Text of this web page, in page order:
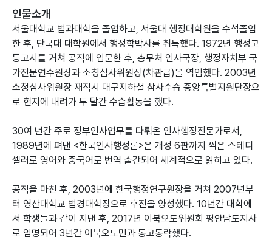
인물소개
서울대학교 법과대학을 졸업하고, 서울대 행정대학원을 수석졸업
한 후, 단국대 대학원에서 행정학박사를 취득했다. 1972년 행정고
등고시를 거쳐 공직에 입문한 후, 총무처 인사국장, 행정자치부 국
가전문연수원장과 소청심사위원장(차관급)을 역임했다. 2003년
소청심사위원장 재직시 대구지하철 참사수습 중앙특별지원단장으
로 현지에 내려가 두 달간 수습활동을 했다.
30여 년간 주로 정부인사업무를 다뤄온 인사행정전문가로서,
1989년에 펴낸 <한국인사행정론>은 개정 6판까지 찍은 스테디
셀러로 영어와 중국어로 번역 출간되어 세계적으로 읽히고 있다.
공직을 마친 후, 2003년에 한국행정연구원장을 거쳐 2007년부
터 영산대학교 법경대학장으로 후진을 양성했다. 10년간 대학에
서 학생들과 같이 지낸 후, 2017년 이북오도위원회 평안남도지사
로 임명되어 3년간 이북오도민과 동고동락했다.